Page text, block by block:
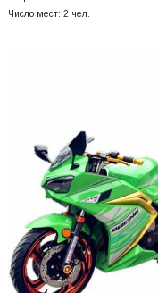
Число мест: 2 чел.